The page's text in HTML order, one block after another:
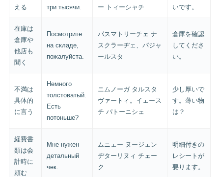
える
три тысячи.
ー トィーシャチ
いです。
在庫は
倉庫や
他店も
聞く
Посмотрите
на складе,
пожалуйста.
パスマトリーチェ ナ
スクラーヂェ、パジャ
ールスタ
倉庫を確認
してくださ
い。
不満は
具体的
に言う
Немного
толстоватый.
Есть
потоньше?
ニムノーガ タルスタ
ヴァートィ。イェース
チ パトーニシェ
少し厚いで
す。薄い物
は？
経費書
類は会
計時に
頼む
Мне нужен
детальный
чек.
ムニェー ヌージェン
ヂターリヌィ チェー
ク
明細付きの
レシートが
要ります。